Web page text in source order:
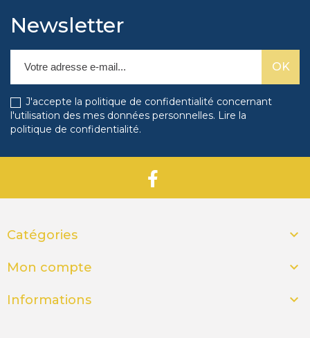
Newsletter
J'accepte la politique de confidentialité concernant
l'utilisation des mes données personnelles. Lire la
politique de confidentialité.
Catégories 
Mon compte 
Informations 